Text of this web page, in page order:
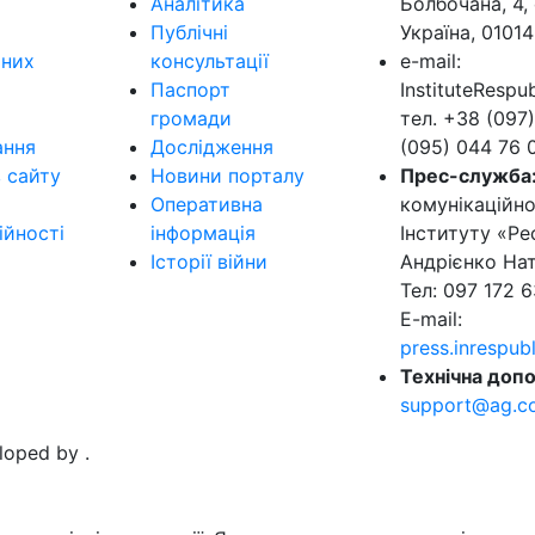
сайту
Публічні
консультації
Паспорт
громади
Дослідження
Новини порталу
Оперативна
інформація
Історії війни
Україна, 01014
e-mail:
тел. +38
(095) 044 76
Прес-
Інституту
Андрієнко
Тел: 097 172
E-mail:
Технічна
by .